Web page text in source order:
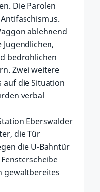
Die Parolen
ablehnend
bedrohlichen
Zwei weitere
auf die Situation
verbal
Eberswalder
die Tür
die U-Bahntür
gewaltbereites